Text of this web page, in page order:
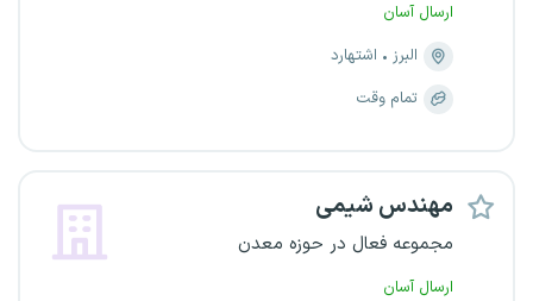
ارسال آسان
البرز
اشتهارد
تمام وقت
مهندس شیمی
مجموعه فعال در حوزه معدن
ارسال آسان